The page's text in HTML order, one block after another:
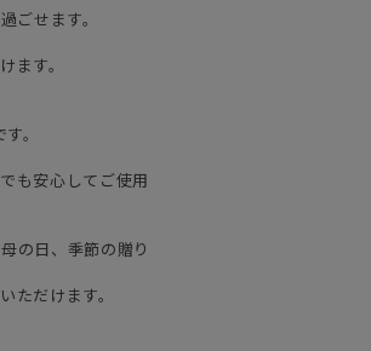
ごせます。
ます。
。
も安心してご使用
の日、季節の贈り
ただけます。